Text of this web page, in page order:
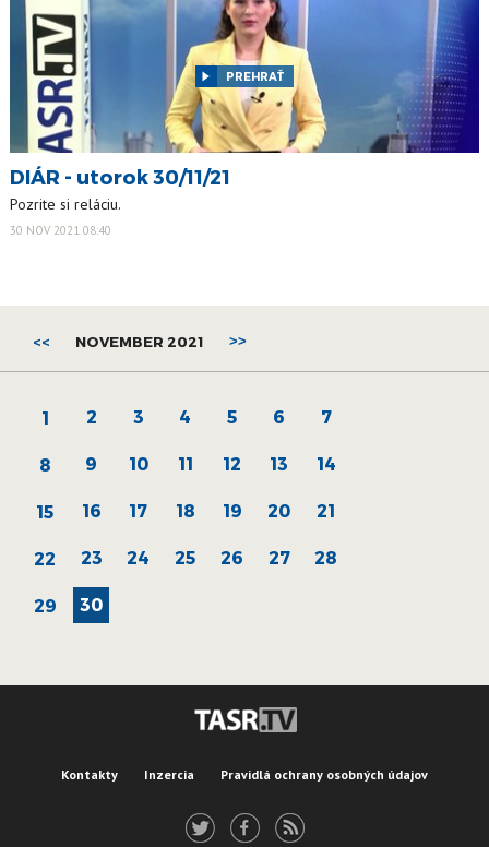
PREHRAŤ
DIÁR - utorok 30/11/21
Pozrite si reláciu.
30 NOV 2021 08:40
<< NOVEMBER 2021 >>
1 2 3 4 5 6 7
8 9 10 11 12 13 14
15 16 17 18 19 20 21
22 23 24 25 26 27 28
29 30
Kontakty Inzercia Pravidlá ochrany osobných údajov